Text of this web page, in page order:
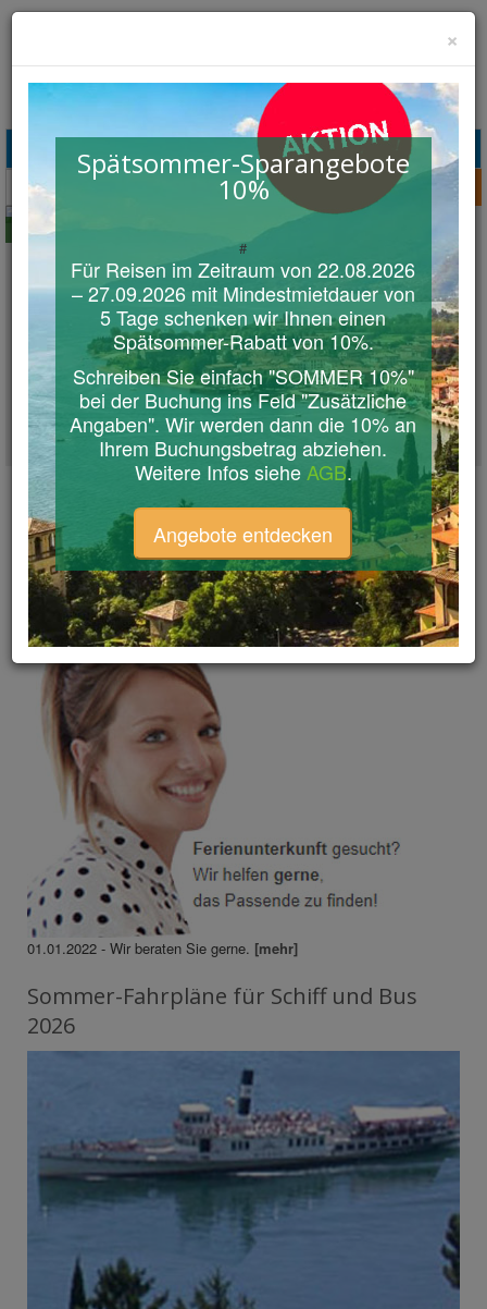
Was suchen Sie ?
Urlaub am Comer See
Willkommen auf dem Comer See Italien
Portal!
Hier finden Sie alle Informationen, die Sie benötigen, um die
Schönheiten des Comer See in vollen Zügen zu genießen. Entdecken
Sie die besten Strände, lokale Sehenswürdigkeiten rund um den Lago di
Como, kulturelle Veranstaltungen und kulinarische Empfehlungen. Sie
finden hier nützlicheTourismus-INFOS, gemütliche private
Ferienwohnungenund NEWS zur Region Comer See , Veltlin und
Luganer See / Tessin.
Veranstaltungen &
Aktuelle News
Sie haben eine Frage?
01.01.2022 - Wir beraten Sie gerne. [mehr]
Sommer-Fahrpläne für Schiff und Bus
2026
×
Spätsommer-Sparangebote
10%
#
Für Reisen im Zeitraum von 22.08.2026
– 27.09.2026 mit Mindestmietdauer von
5 Tage schenken wir Ihnen einen
Spätsommer-Rabatt von 10%.
Schreiben Sie einfach "SOMMER 10%"
bei der Buchung ins Feld "Zusätzliche
Angaben". Wir werden dann die 10% an
Ihrem Buchungsbetrag abziehen.
Weitere Infos siehe AGB.
Angebote entdecken